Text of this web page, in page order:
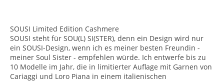
SOUSI Limited Edition Cashmere
SOUSI steht für SOU(L) SI(STER), denn ein Design wird nur
ein SOUSI-Design, wenn ich es meiner besten Freundin -
meiner Soul Sister - empfehlen würde. Ich entwerfe bis zu
10 Modelle im Jahr, die in limitierter Auflage mit Garnen von
Cariaggi und Loro Piana in einem italienischen